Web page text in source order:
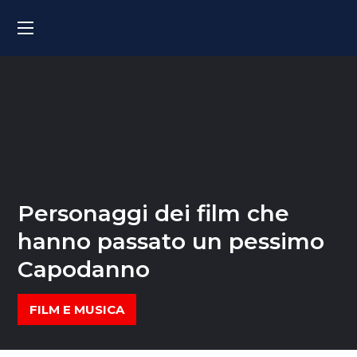
Personaggi dei film che
hanno passato un pessimo
Capodanno
FILM E MUSICA